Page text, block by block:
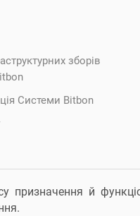
зборів
Системи Bitbon
призначення й